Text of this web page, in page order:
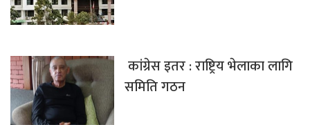
कांग्रेस इतर : राष्ट्रिय भेलाका लागि
समिति गठन